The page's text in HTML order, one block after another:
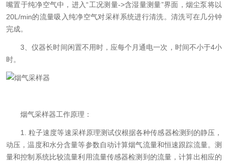
嘴置于纯净空气中，进入“工况测量->含湿量测量”界面，烟尘泵将以
20L/min的流量吸入纯净空气对采样系统进行清洗。清洗可在几分钟
完成。
3、仪器长时间闲置不用时，应每个月通电一次，时间不小于4小
时。
烟气采样器工作原理：
1. 粒子速度等速采样原理测试仪根据各种传感器检测到的静压，
动压，温度和水分含量等参数自动计算烟气流量和恒速跟踪流量。测
量和控制系统比较流量利用流量传感器检测到的流量，计算出相应的